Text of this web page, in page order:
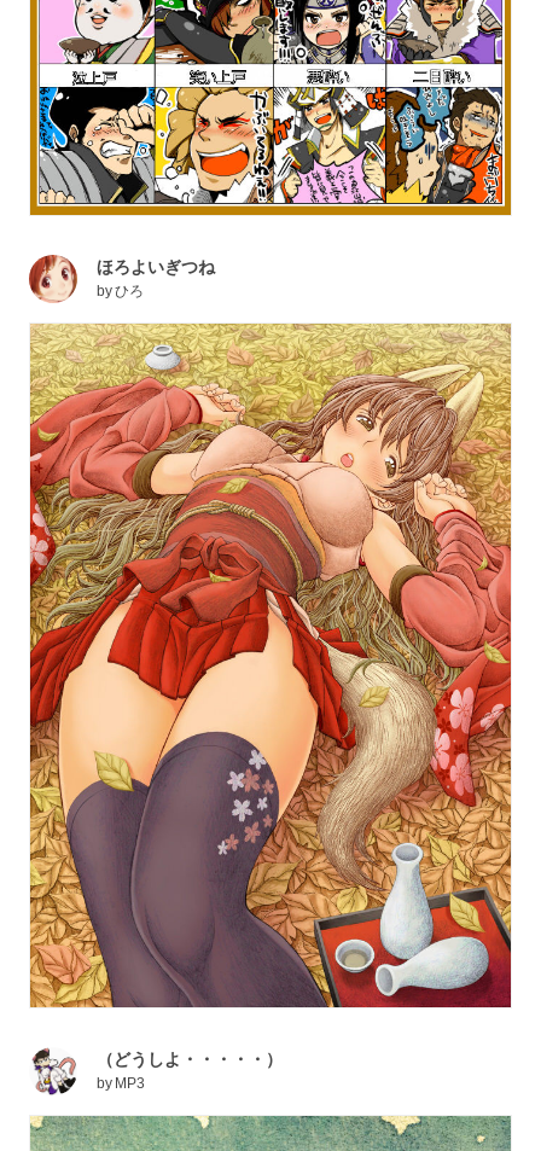
ほろよいぎつね
byひろ
（どうしよ・・・・・）
by MP3